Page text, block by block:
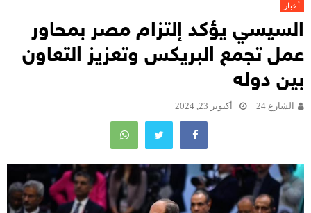
أخبار
السيسي يؤكد إلتزام مصر بمحاور
عمل تجمع البريكس وتعزيز التعاون
بين دوله
الشارع 24 أكتوبر 23, 2024